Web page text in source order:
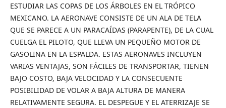
ESTUDIAR LAS COPAS DE LOS ÁRBOLES EN EL TRÓPICO
MEXICANO. LA AERONAVE CONSISTE DE UN ALA DE TELA
QUE SE PARECE A UN PARACAÍDAS (PARAPENTE), DE LA CUAL
CUELGA EL PILOTO, QUE LLEVA UN PEQUEÑO MOTOR DE
GASOLINA EN LA ESPALDA. ESTAS AERONAVES INCLUYEN
VARIAS VENTAJAS, SON FÁCILES DE TRANSPORTAR, TIENEN
BAJO COSTO, BAJA VELOCIDAD Y LA CONSECUENTE
POSIBILIDAD DE VOLAR A BAJA ALTURA DE MANERA
RELATIVAMENTE SEGURA. EL DESPEGUE Y EL ATERRIZAJE SE